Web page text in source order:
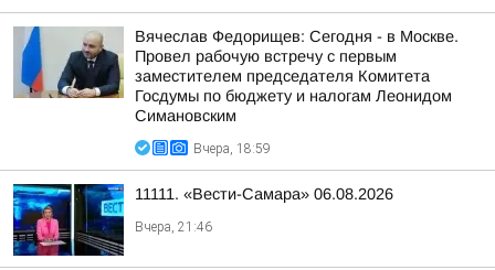
Вячеслав Федорищев: Сегодня - в Москве.
Провел рабочую встречу с первым
заместителем председателя Комитета
Госдумы по бюджету и налогам Леонидом
Симановским
Вчера, 18:59
11111. «Вести-Самара» 06.08.2026
Вчера, 21:46